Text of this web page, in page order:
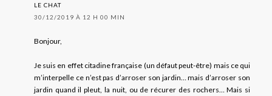
LE CHAT
30/12/2019 À 12 H 00 MIN
Bonjour,
Je suis en effet citadine française (un défaut peut-être) mais ce qui
m’interpelle ce n’est pas d’arroser son jardin… mais d’arroser son
jardin quand il pleut, la nuit, ou de récurer des rochers… Mais si